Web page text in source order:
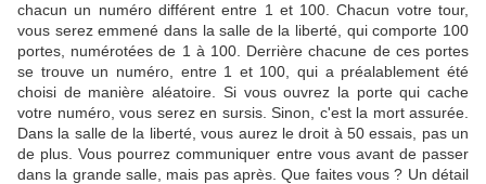
chacun un numéro différent entre 1 et 100. Chacun votre tour,
vous serez emmené dans la salle de la liberté, qui comporte 100
portes, numérotées de 1 à 100. Derrière chacune de ces portes
se trouve un numéro, entre 1 et 100, qui a préalablement été
choisi de manière aléatoire. Si vous ouvrez la porte qui cache
votre numéro, vous serez en sursis. Sinon, c'est la mort assurée.
Dans la salle de la liberté, vous aurez le droit à 50 essais, pas un
de plus. Vous pourrez communiquer entre vous avant de passer
dans la grande salle, mais pas après. Que faites vous ? Un détail